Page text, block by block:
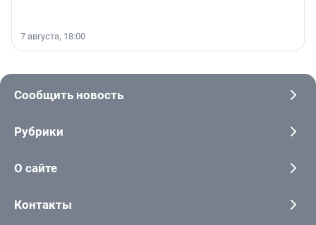
7 августа, 18:00
Сообщить новость
Рубрики
О сайте
Контакты